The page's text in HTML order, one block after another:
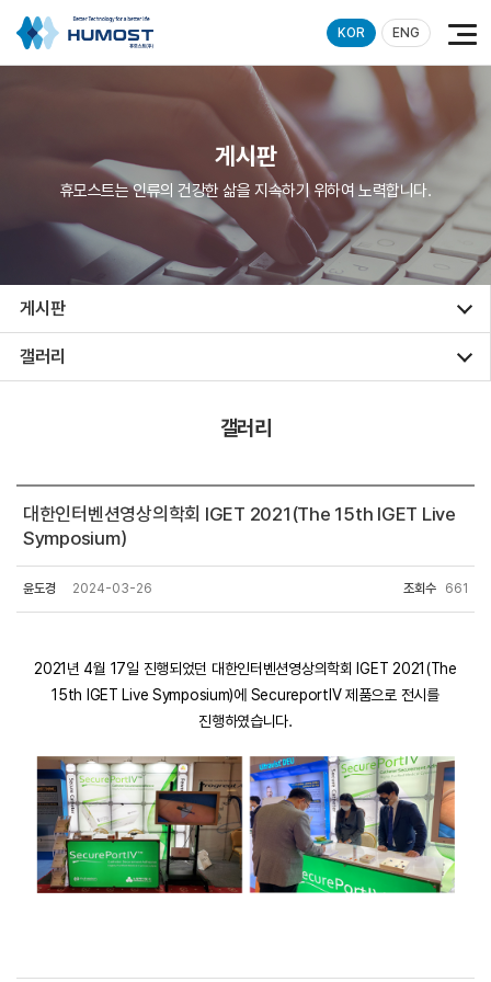
KOR ENG
게시판
휴모스트는 인류의 건강한 삶을 지속하기 위하여 노력합니다.
게시판
갤러리
갤러리
대한인터벤션영상의학회 IGET 2021(The 15th IGET Live
Symposium)
윤도경 2024-03-26 조회수 661
2021년 4월 17일 진행되었던 대한인터벤션영상의학회 IGET 2021(The
15th IGET Live Symposium)에 SecureportIV 제품으로 전시를
진행하였습니다.